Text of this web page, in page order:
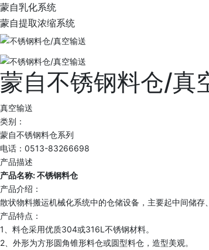
蒙自乳化系统
蒙自提取浓缩系统
蒙自不锈钢料仓/真
真空输送
类别：
蒙自不锈钢料仓系列
电话：0513-83266698
产品描述
产品名称: 不锈钢料仓
产品介绍：
散状物料搬运机械化系统中的仓储设备，主要起中间储
产品特点：
1、料仓采用优质304或316L不锈钢材料。
2、外形为方形圆角锥形料仓或圆型料仓，造型美观。